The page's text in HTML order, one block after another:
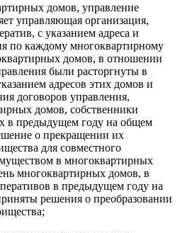
домов, управление
управляющая организация,
с указанием адреса и
по каждому многоквартирному
домов, в отношении
были расторгнуты в
адресов этих домов и
договоров управления,
домов, собственники
в предыдущем году на общем
о прекращении их
для совместного
в многоквартирных
многоквартирных домов, в
в предыдущем году на
решения о преобразовании